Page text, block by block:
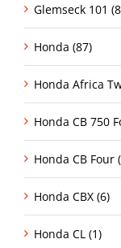
Glemseck 101
Honda (87)
Honda Africa
Honda CB 750
Honda CB Four
Honda CBX (6)
Honda CL (1)